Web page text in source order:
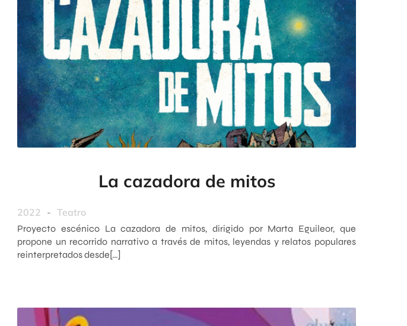
La cazadora de mitos
2022 - Teatro
Proyecto escénico La cazadora de mitos, dirigido por Marta Eguileor, que
propone un recorrido narrativo a través de mitos, leyendas y relatos populares
reinterpretados desde[…]